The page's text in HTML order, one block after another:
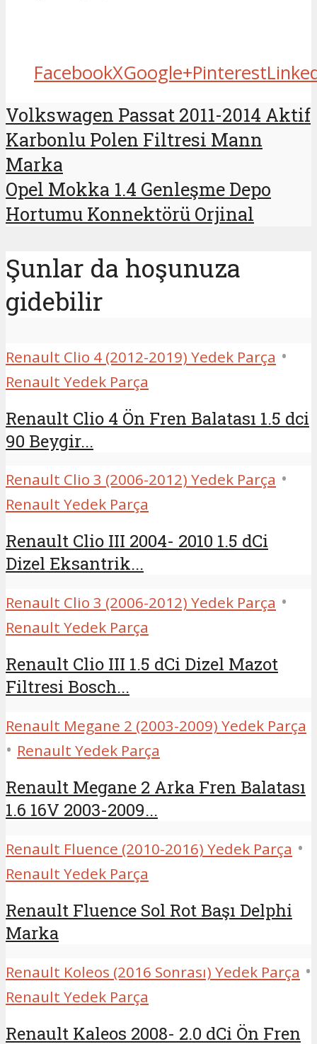
FacebookXGoogle+Pinterest
Volkswagen Passat 2011-2014 Aktif
Karbonlu Polen Filtresi Mann
Marka
Opel Mokka 1.4 Genleşme Depo
Hortumu Konnektörü Orjinal
Şunlar da hoşunuza
gidebilir
Renault Clio 4 (2012-2019) Yedek Parça •
Renault Yedek Parça
Renault Clio 4 Ön Fren Balatası 1.5 dci
90 Beygir...
Renault Clio 3 (2006-2012) Yedek Parça •
Renault Yedek Parça
Renault Clio III 2004- 2010 1.5 dCi
Dizel Eksantrik...
Renault Clio 3 (2006-2012) Yedek Parça •
Renault Yedek Parça
Renault Clio III 1.5 dCi Dizel Mazot
Filtresi Bosch...
Renault Megane 2 (2003-2009) Yedek Parça
• Renault Yedek Parça
Renault Megane 2 Arka Fren Balatası
1.6 16V 2003-2009...
Renault Fluence (2010-2016) Yedek Parça •
Renault Yedek Parça
Renault Fluence Sol Rot Başı Delphi
Marka
Renault Koleos (2016 Sonrası) Yedek Parça •
Renault Yedek Parça
Renault Kaleos 2008- 2.0 dCi Ön Fren